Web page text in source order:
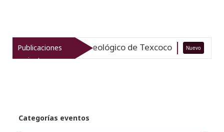
Publicaciones
recientes
el patrimonio arqueológico de Texcoco Nuevo
Categorías eventos